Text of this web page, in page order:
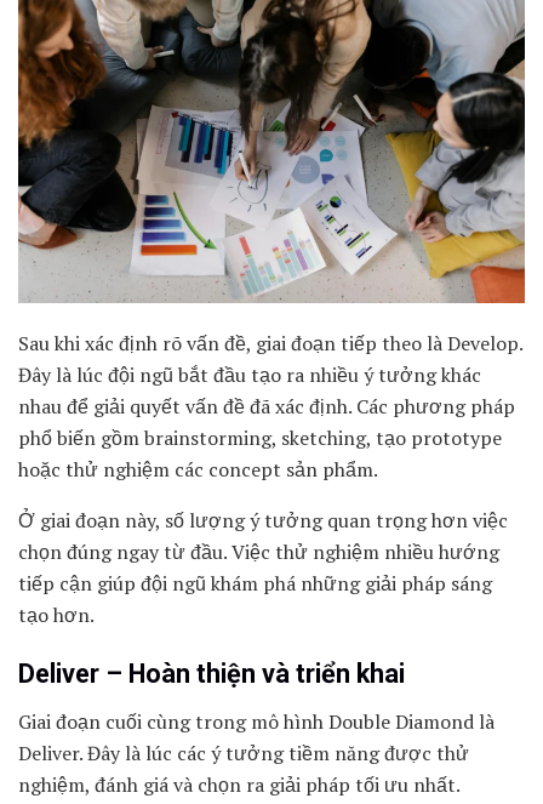
Sau khi xác định rõ vấn đề, giai đoạn tiếp theo là Develop.
Đây là lúc đội ngũ bắt đầu tạo ra nhiều ý tưởng khác
nhau để giải quyết vấn đề đã xác định. Các phương pháp
phổ biến gồm brainstorming, sketching, tạo prototype
hoặc thử nghiệm các concept sản phẩm.
Ở giai đoạn này, số lượng ý tưởng quan trọng hơn việc
chọn đúng ngay từ đầu. Việc thử nghiệm nhiều hướng
tiếp cận giúp đội ngũ khám phá những giải pháp sáng
tạo hơn.
Deliver – Hoàn thiện và triển khai
Giai đoạn cuối cùng trong mô hình Double Diamond là
Deliver. Đây là lúc các ý tưởng tiềm năng được thử
nghiệm, đánh giá và chọn ra giải pháp tối ưu nhất.